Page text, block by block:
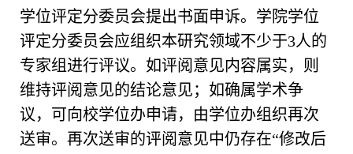
学位评定分委员会提出书面申诉。学院学位
评定分委员会应组织本研究领域不少于3人的
专家组进行评议。如评阅意见内容属实，则
维持评阅意见的结论意见；如确属学术争
议，可向校学位办申请，由学位办组织再次
送审。再次送审的评阅意见中仍存在“修改后